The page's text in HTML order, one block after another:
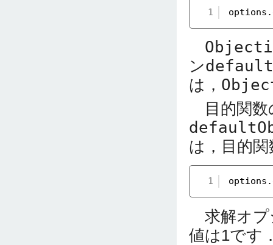
1
ン
は，
目的関数
は，目的
1
求解オプ
値は1です